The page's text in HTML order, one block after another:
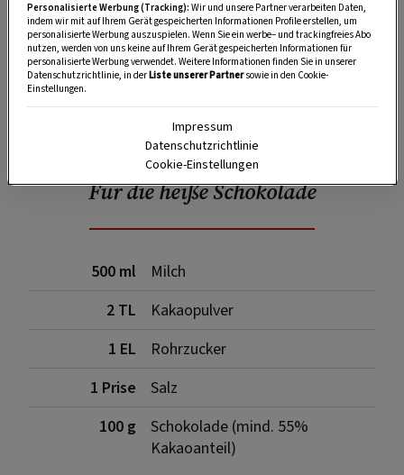
Für die heiße Schokolade
500 ml
Milch
2 TL
Kakaopulver
1 EL
Rohrzucker
1 Prise
Salz
100 g
Schokolade (mind. 55%
Kakaoanteil)
Personalisierte Werbung (Tracking): Wir und unsere Partner verarbeiten Daten,
indem wir mit auf Ihrem Gerät gespeicherten Informationen Profile erstellen, um
personalisierte Werbung auszuspielen. Wenn Sie ein werbe– und trackingfreies Abo
nutzen, werden von uns keine auf Ihrem Gerät gespeicherten Informationen für
personalisierte Werbung verwendet. Weitere Informationen finden Sie in unserer
Datenschutzrichtlinie, in derListe unserer Partnersowie in den Cookie-
Einstellungen.
Impressum
Datenschutzrichtlinie
Cookie-Einstellungen